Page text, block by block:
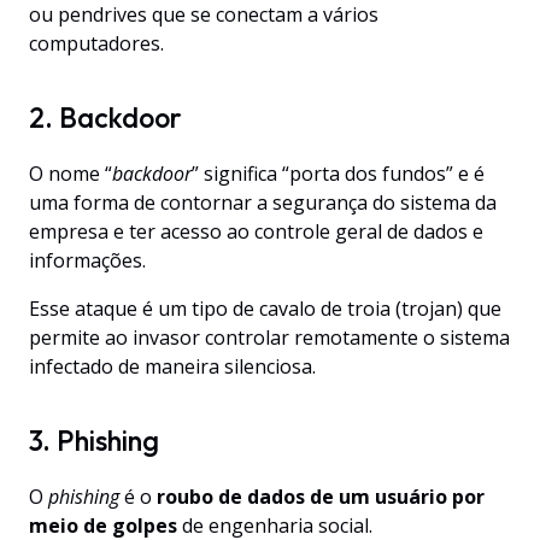
ou pendrives que se conectam a vários
computadores.
2. Backdoor
O nome “backdoor” significa “porta dos fundos” e é
uma forma de contornar a segurança do sistema da
empresa e ter acesso ao controle geral de dados e
informações.
Esse ataque é um tipo de cavalo de troia (trojan) que
permite ao invasor controlar remotamente o sistema
infectado de maneira silenciosa.
3. Phishing
O phishingé o roubo de dados de um usuário por
meio de golpesde engenharia social.